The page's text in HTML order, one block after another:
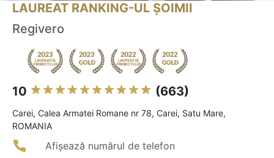
LAUREAT RANKING-UL ȘOIMII
Regivero
10 (663)
Carei, Calea Armatei Romane nr 78, Carei, Satu Mare,
ROMANIA
Afișează numărul de telefon